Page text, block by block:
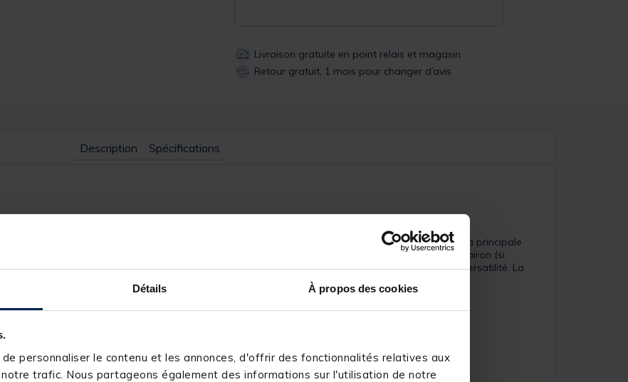
Détails À propos des cookies
personnaliser le contenu et les annonces, d'offrir des fonctionnalités relatives aux
trafic. Nous partageons également des informations sur l'utilisation de notre
Livraison gratuite en point relais et magasin
Retour gratuit, 1 mois pour changer d’avis
Description Spécifications
Comet est le leurre Mepps le plus versatile; probablement le leurre le plus versatile qui soit. La principale
le brochet du nord et le brochet maillé, vous obtiendrez d’excellents résultats en y ajoutant un vairon (si
toujours des Mepps Comet dans votre coffre de pêche et vous découvrirez rapidement leur versatilité. La
par votre imagination.